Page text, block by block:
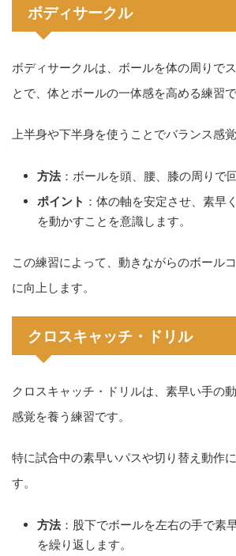
ボディサークル
ボディサークルは、ボールを体の周りで
とで、体とボールの一体感を高める練習で
上半身や下半身を使うことでバランス感覚
方法：ボールを頭、腰、膝の周りで回
ポイント ：体の軸を安定させ、素早
を動かすことを意識します。
この練習によって、動きながらのボール
に向上します。
クロスキャッチ・ドリル
クロスキャッチ・ドリルは、素早い手の
感覚を養う練習です。
特に試合中の素早いパスや切り替え動作
す。
方法：股下でボールを左右の手で素
を繰り返します。